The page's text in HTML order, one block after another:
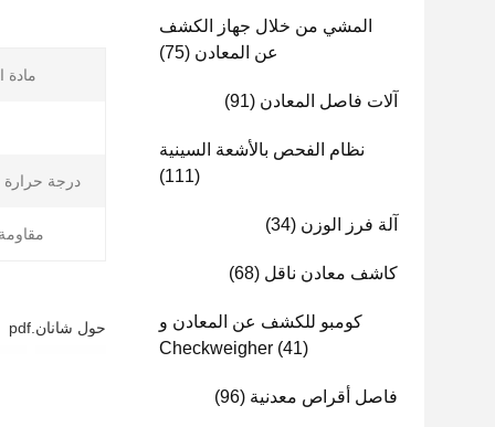
المشي من خلال جهاز الكشف
عن المعادن (75)
آلات فاصل المعادن (91)
نظام الفحص بالأشعة السينية
(111)
آلة فرز الوزن (34)
كاشف معادن ناقل (68)
كومبو للكشف عن المعادن و
Checkweigher (41)
فاصل أقراص معدنية (96)
مادة
درجة حرارة
حول شانان.pdf